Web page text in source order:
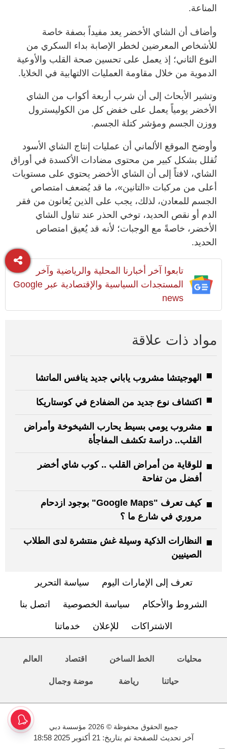
المناعة.
وأضاف أن الشاي الأخضر يعد مفيداً بصفة خاصة
للأشخاص المعرضين لخطر الإصابة بداء السكري من
النوع الثاني؛ إذ يعمل على تحسين صحة القلب والأوعية
الدموية من خلال مقاومة العمليات الالتهابية في الخلايا.
وتشير الأبحاث إلى أن شرب أربعة أكواب من الشاي
الأخضر يومياً يعمل على خفض كل من الكوليسترول
ووزن الجسم ومؤشر كتلة الجسم.
وأوضح الموقع الألماني أن عمليات إنتاج الشاي الأسود
تُقلل بشكل كبير من محتوى مضادات الأكسدة في أوراق
الشاي، لافتاً إلى أن الشاي الأخضر يحتوي على مستويات
أعلى من مركبات «التانين»، ما قد يُضعف امتصاص
الجسم للمعادن، لذلك، يجب على الذين يُعانون من فقر
الدم أو نقص الحديد، توخي الحذر عند تناول الشاي
الأخضر، خاصةً مع الوجبات؛ لأنه قد يُعيق امتصاص
الحديد.
تابعوا آخر أخبارنا المحلية والرياضية وآخر
المستجدات السياسية والإقتصادية عبر Google
news
مواد ذات علاقة
الهوجيتشا مشروب ياباني جديد ينافس الماتشا
اكتشاف نوع جديد من الضفادع في كوستاريكا
مشروب يومي بسيط يحارب الشيخوخة وأمراض
القلب.. دراسة تكشف المفاجأة
للوقاية من أمراض القلب .. كوب شاي أخضر
أفضل من تفاحة
كيف تعرف "Google Maps" بوجود ازدحام
مروري في شارع ما ؟
النظارات الذكية وسيلة غش منتشرة لدى الطلاب
الصينيين
تعرف إلى الإمارات اليوم سياسة التحرير
الشروط والأحكام سياسة الخصوصية اتصل بنا
الاشتراكات للإعلان خدماتنا
محليات الخط الساخن اقتصاد العالم
حياتنا رياضة موضة وجمال
جميع الحقوق محفوظة © 2026 مؤسسة دبي
آخر تحديث للصفحة تم بتاريخ: 21 أكتوبر 2025 18:58